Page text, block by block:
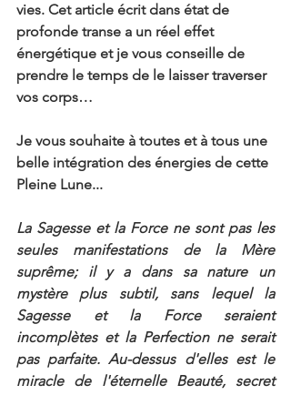
vies. Cet article écrit dans état de
profonde transe a un réel effet
énergétique et je vous conseille de
prendre le temps de le laisser traverser
vos corps…
Je vous souhaite à toutes et à tous une
belle intégration des énergies de cette
Pleine Lune...
La Sagesse et la Force ne sont pas les
seules manifestations de la Mère
suprême; il y a dans sa nature un
mystère plus subtil, sans lequel la
Sagesse et la Force seraient
incomplètes et la Perfection ne serait
pas parfaite. Au-dessus d'elles est le
miracle de l'éternelle Beauté, secret